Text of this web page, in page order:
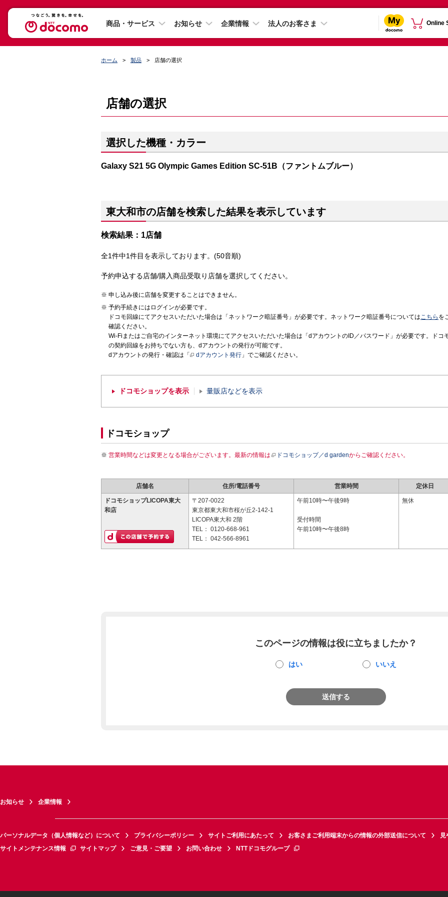
商品・サービス お知らせ 企業情報 法人のお客さま Online
ホーム 製品 店舗の選択
店舗の選択
選択した機種・カラー
Galaxy S21 5G Olympic Games Edition SC-51B（ファントムブルー）
東大和市の店舗を検索した結果を表示しています
検索結果：1店舗
全1件中1件目を表示しております。(50音順)
予約申込する店舗/購入商品受取り店舗を選択してください。
申し込み後に店舗を変更することはできません。
予約手続きにはログインが必要です。
ドコモ回線にてアクセスいただいた場合は「ネットワーク暗証番号」が必要です。ネットワーク暗証番号についてはこちら を
確認ください。
Wi-Fiまたはご自宅のインターネット環境にてアクセスいただいた場合は「dアカウントのID／パスワード」が必要です。ドコ
の契約回線をお持ちでない方も、dアカウントの発行が可能です。
dアカウントの発行・確認は「
dアカウント発行 」でご確認ください。
ドコモショップを表示 量販店などを表示
ドコモショップ
営業時間などは変更となる場合がございます。最新の情報は ドコモショップ／d gardenからご確認ください。
店舗名 住所/電話番号 営業時間 定休日
ドコモショップLICOPA東大
和店
〒207-0022
東京都東大和市桜が丘2-142-1
LICOPA東大和 2階
TEL： 0120-668-961
TEL： 042-566-8961
午前10時〜午後9時
受付時間
午前10時〜午後8時
無休
このページの情報は役に立ちましたか？
はい いいえ
送信する
お知らせ 企業情報
パーソナルデータ（個人情報など）について プライバシーポリシー サイトご利用にあたって お客さまご利用端末からの情報の外部送信について
見
サイトメンテナンス情報
サイトマップ ご意見・ご要望 お問い合わせ NTTドコモグループ